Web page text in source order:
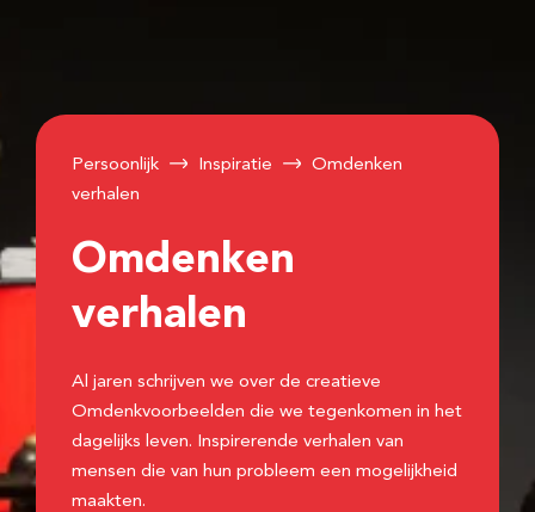
Persoonlijk Inspiratie
Omdenken
verhalen
Omdenken
verhalen
Al jaren schrijven we over de creatieve
Omdenkvoorbeelden die we tegenkomen in het
dagelijks leven. Inspirerende verhalen van
mensen die van hun probleem een mogelijkheid
maakten.